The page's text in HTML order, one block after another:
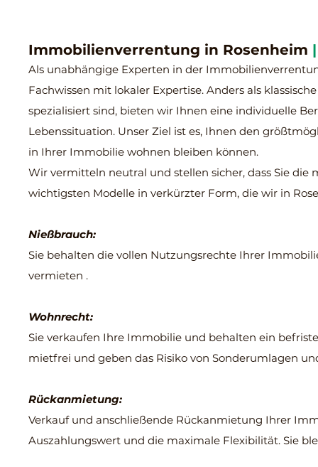
Immobilienverrentung in Rosenheim
Als unabhängige Experten in der
Fachwissen mit lokaler Expertise. Anders als
spezialisiert sind, bieten wir Ihnen eine individuelle
Lebenssituation. Unser Ziel ist es, Ihnen den
in Ihrer Immobilie wohnen bleiben können.
Wir vermitteln neutral und stellen sicher, dass Sie
wichtigsten Modelle in verkürzter Form, die wir in
Nießbrauch:
Sie behalten die vollen Nutzungsrechte Ihrer
vermieten .
Wohnrecht:
Sie verkaufen Ihre Immobilie und behalten ein
mietfrei und geben das Risiko von Sonderumlagen
Rückanmietung:
Verkauf und anschließende Rückanmietung Ihrer
Auszahlungswert und die maximale Flexibilität. Sie